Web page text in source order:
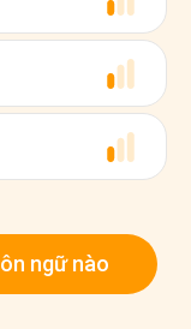
ngữ nào